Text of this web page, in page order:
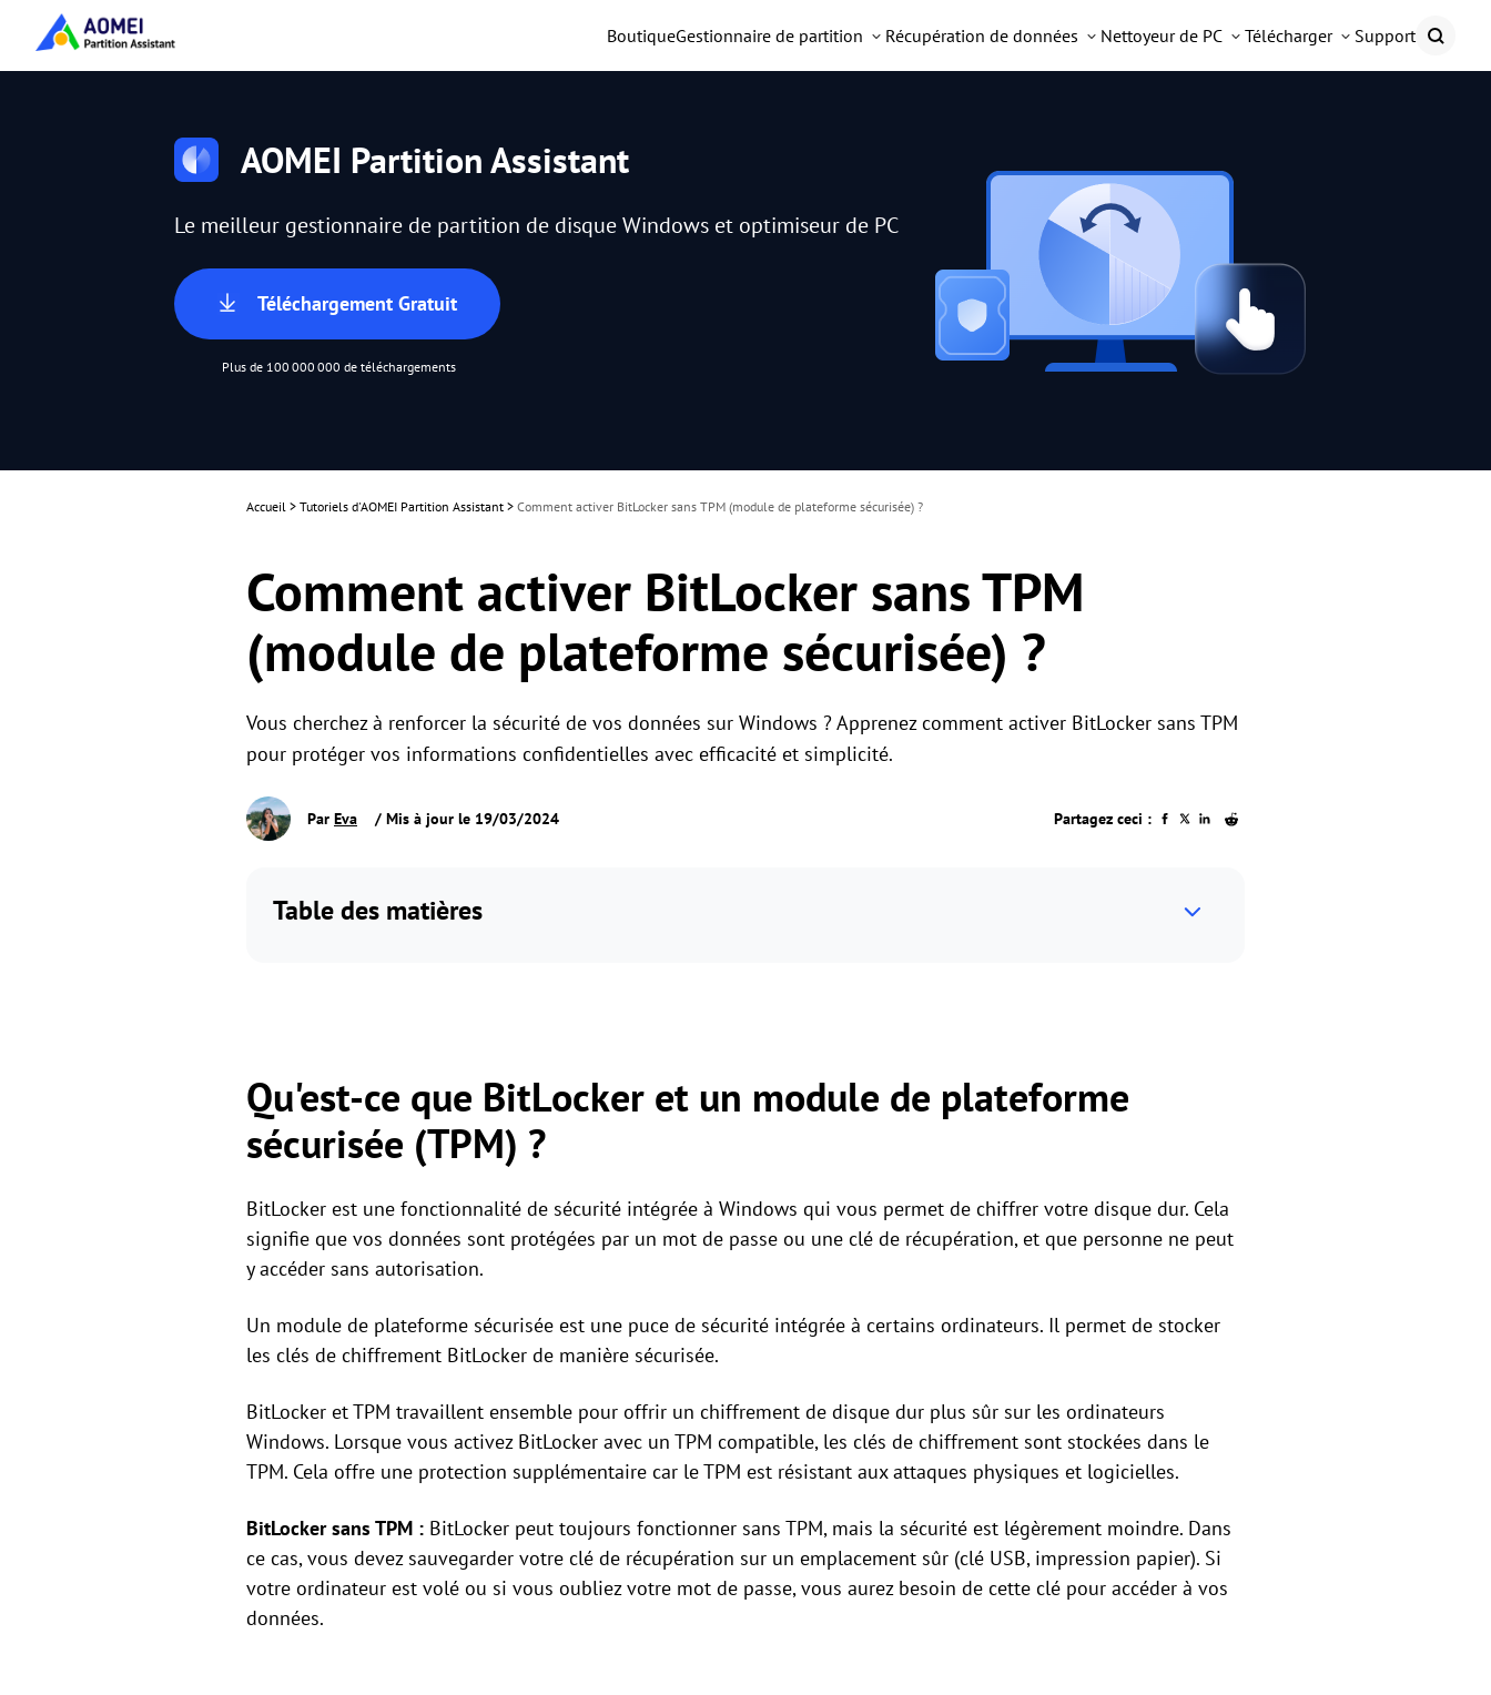
BoutiqueGestionnaire de partition Récupération de données Nettoyeur de PC Télécharger Support
AOMEI Partition Assistant
Le meilleur gestionnaire de partition de disque Windows et optimiseur de PC
Téléchargement Gratuit
Plus de 100 000 000 de téléchargements
Accueil > Tutoriels d'AOMEI Partition Assistant > Comment activer BitLocker sans TPM (module de plateforme sécurisée) ?
Comment activer BitLocker sans TPM
(module de plateforme sécurisée) ?
Vous cherchez à renforcer la sécurité de vos données sur Windows ? Apprenez comment activer BitLocker sans TPM
pour protéger vos informations confidentielles avec efficacité et simplicité.
Par Eva / Mis à jour le 19/03/2024 Partagez ceci :
Table des matières
Qu'est-ce que BitLocker et un module de plateforme
sécurisée (TPM) ?
BitLocker est une fonctionnalité de sécurité intégrée à Windows qui vous permet de chiffrer votre disque dur. Cela
signifie que vos données sont protégées par un mot de passe ou une clé de récupération, et que personne ne peut
y accéder sans autorisation.
Un module de plateforme sécurisée est une puce de sécurité intégrée à certains ordinateurs. Il permet de stocker
les clés de chiffrement BitLocker de manière sécurisée.
BitLocker et TPM travaillent ensemble pour offrir un chiffrement de disque dur plus sûr sur les ordinateurs
Windows. Lorsque vous activez BitLocker avec un TPM compatible, les clés de chiffrement sont stockées dans le
TPM. Cela offre une protection supplémentaire car le TPM est résistant aux attaques physiques et logicielles.
BitLocker sans TPM : BitLocker peut toujours fonctionner sans TPM, mais la sécurité est légèrement moindre. Dans
ce cas, vous devez sauvegarder votre clé de récupération sur un emplacement sûr (clé USB, impression papier). Si
votre ordinateur est volé ou si vous oubliez votre mot de passe, vous aurez besoin de cette clé pour accéder à vos
données.